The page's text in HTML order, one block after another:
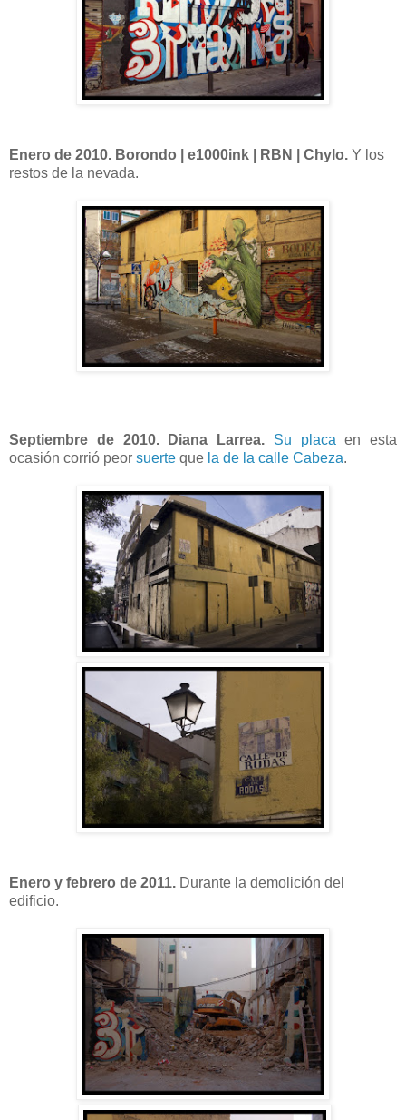
Enero de 2010. Borondo | e1000ink | RBN | Chylo. Y los
restos de la nevada.
Septiembre de 2010. Diana Larrea. Su placa en esta
ocasión corrió peor suerte que la de la calle Cabeza.
Enero y febrero de 2011. Durante la demolición del
edificio.